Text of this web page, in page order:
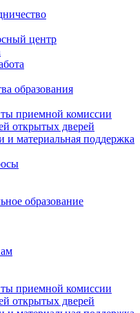
центр
образования
приемной комиссии
открытых дверей
материальная поддержка
образование
приемной комиссии
открытых дверей